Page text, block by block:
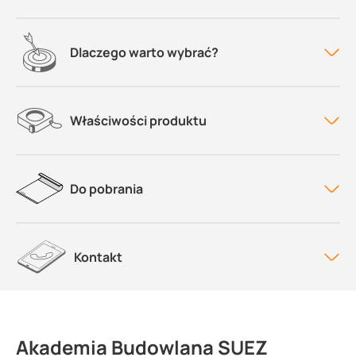
Dlaczego warto wybrać?
Właściwości produktu
Do pobrania
Kontakt
Akademia Budowlana SUEZ